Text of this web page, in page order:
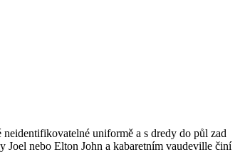
uniformě a s dredy do půl zad
nebo Elton John a kabaretním vaudeville činí